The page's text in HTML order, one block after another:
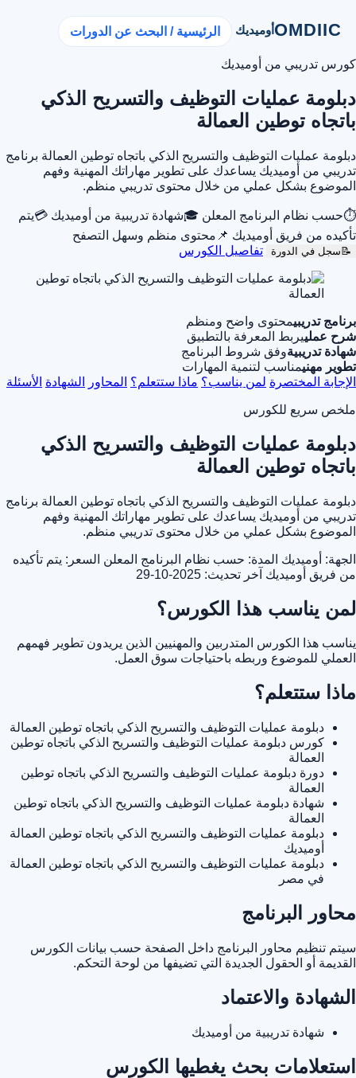
OMDIICأوميديك الرئيسية / البحث عن الدورات
كورس تدريبي من أوميديك
دبلومة عمليات التوظيف والتسريح الذكي
باتجاه توطين العمالة
دبلومة عمليات التوظيف والتسريح الذكي باتجاه توطين العمالة برنامج
تدريبي من أوميديك يساعدك على تطوير مهاراتك المهنية وفهم
الموضوع بشكل عملي من خلال محتوى تدريبي منظم.
⏱حسب نظام البرنامج المعلن 🎓شهادة تدريبية من أوميديك 💳يتم
تأكيده من فريق أوميديك 📌 محتوى منظم وسهل التصفح
📝 سجل في الدورة تفاصيل الكورس
برنامج تدريبيمحتوى واضح ومنظم
شرح عملييربط المعرفة بالتطبيق
شهادة تدريبيةوفق شروط البرنامج
تطوير مهنيمناسب لتنمية المهارات
الإجابة المختصرة لمن يناسب؟ ماذا ستتعلم؟ المحاور الشهادة الأسئلة
ملخص سريع للكورس
دبلومة عمليات التوظيف والتسريح الذكي
باتجاه توطين العمالة
دبلومة عمليات التوظيف والتسريح الذكي باتجاه توطين العمالة برنامج
تدريبي من أوميديك يساعدك على تطوير مهاراتك المهنية وفهم
الموضوع بشكل عملي من خلال محتوى تدريبي منظم.
الجهة: أوميديك المدة: حسب نظام البرنامج المعلن السعر: يتم تأكيده
من فريق أوميديك آخر تحديث: 2025-10-29
لمن يناسب هذا الكورس؟
يناسب هذا الكورس المتدربين والمهنيين الذين يريدون تطوير فهمهم
العملي للموضوع وربطه باحتياجات سوق العمل.
ماذا ستتعلم؟
دبلومة عمليات التوظيف والتسريح الذكي باتجاه توطين العمالة
كورس دبلومة عمليات التوظيف والتسريح الذكي باتجاه توطين
العمالة
دورة دبلومة عمليات التوظيف والتسريح الذكي باتجاه توطين
العمالة
شهادة دبلومة عمليات التوظيف والتسريح الذكي باتجاه توطين
العمالة
دبلومة عمليات التوظيف والتسريح الذكي باتجاه توطين العمالة
أوميديك
دبلومة عمليات التوظيف والتسريح الذكي باتجاه توطين العمالة
في مصر
محاور البرنامج
سيتم تنظيم محاور البرنامج داخل الصفحة حسب بيانات الكورس
القديمة أو الحقول الجديدة التي تضيفها من لوحة التحكم.
الشهادة والاعتماد
شهادة تدريبية من أوميديك
استعلامات بحث يغطيها الكورس